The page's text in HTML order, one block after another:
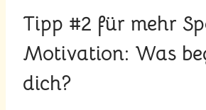
Tipp #2 für mehr
Motivation: Was
dich?